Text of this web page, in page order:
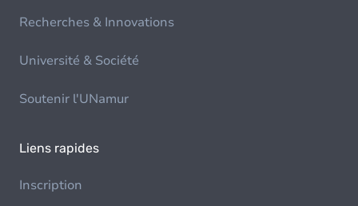
Recherches & Innovations
Université & Société
Soutenir l'UNamur
Liens rapides
Inscription